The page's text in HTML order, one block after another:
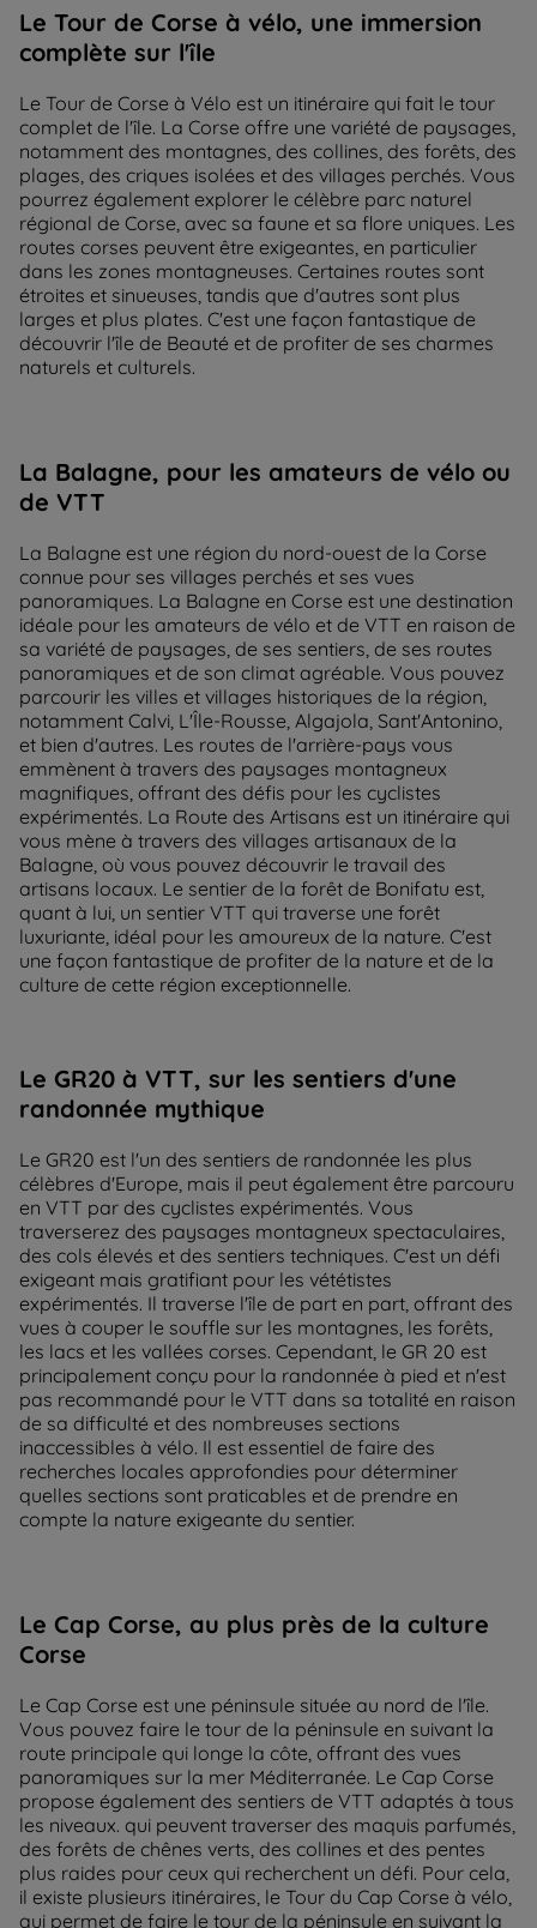
Le Tour de Corse à vélo, une immersion
complète sur l'île
Le Tour de Corse à Vélo est un itinéraire qui fait le tour
complet de l'île. La Corse offre une variété de paysages,
notamment des montagnes, des collines, des forêts, des
plages, des criques isolées et des villages perchés. Vous
pourrez également explorer le célèbre parc naturel
régional de Corse, avec sa faune et sa flore uniques. Les
routes corses peuvent être exigeantes, en particulier
dans les zones montagneuses. Certaines routes sont
étroites et sinueuses, tandis que d'autres sont plus
larges et plus plates. C'est une façon fantastique de
découvrir l'île de Beauté et de profiter de ses charmes
naturels et culturels.
La Balagne, pour les amateurs de vélo ou
de VTT
La Balagne est une région du nord-ouest de la Corse
connue pour ses villages perchés et ses vues
panoramiques. La Balagne en Corse est une destination
idéale pour les amateurs de vélo et de VTT en raison de
sa variété de paysages, de ses sentiers, de ses routes
panoramiques et de son climat agréable. Vous pouvez
parcourir les villes et villages historiques de la région,
notamment Calvi, L'Île-Rousse, Algajola, Sant'Antonino,
et bien d'autres. Les routes de l'arrière-pays vous
emmènent à travers des paysages montagneux
magnifiques, offrant des défis pour les cyclistes
expérimentés. La Route des Artisans est un itinéraire qui
vous mène à travers des villages artisanaux de la
Balagne, où vous pouvez découvrir le travail des
artisans locaux. Le sentier de la forêt de Bonifatu est,
quant à lui, un sentier VTT qui traverse une forêt
luxuriante, idéal pour les amoureux de la nature. C'est
une façon fantastique de profiter de la nature et de la
culture de cette région exceptionnelle.
Le GR20 à VTT, sur les sentiers d'une
randonnée mythique
Le GR20 est l'un des sentiers de randonnée les plus
célèbres d'Europe, mais il peut également être parcouru
en VTT par des cyclistes expérimentés. Vous
traverserez des paysages montagneux spectaculaires,
des cols élevés et des sentiers techniques. C'est un défi
exigeant mais gratifiant pour les vététistes
expérimentés. Il traverse l'île de part en part, offrant des
vues à couper le souffle sur les montagnes, les forêts,
les lacs et les vallées corses. Cependant, le GR 20 est
principalement conçu pour la randonnée à pied et n'est
pas recommandé pour le VTT dans sa totalité en raison
de sa difficulté et des nombreuses sections
inaccessibles à vélo. Il est essentiel de faire des
recherches locales approfondies pour déterminer
quelles sections sont praticables et de prendre en
compte la nature exigeante du sentier.
Le Cap Corse, au plus près de la culture
Corse
Le Cap Corse est une péninsule située au nord de l'île.
Vous pouvez faire le tour de la péninsule en suivant la
route principale qui longe la côte, offrant des vues
panoramiques sur la mer Méditerranée. Le Cap Corse
propose également des sentiers de VTT adaptés à tous
les niveaux. qui peuvent traverser des maquis parfumés,
des forêts de chênes verts, des collines et des pentes
plus raides pour ceux qui recherchent un défi. Pour cela,
il existe plusieurs itinéraires, le Tour du Cap Corse à vélo,
qui permet de faire le tour de la péninsule en suivant la